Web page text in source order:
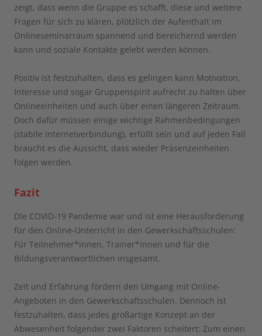
zeigt, dass wenn die Gruppe es schafft, diese und weitere
Fragen für sich zu klären, plötzlich der Aufenthalt im
Onlineseminarraum spannend und bereichernd werden
kann und soziale Kontakte gelebt werden können.
Positiv ist festzuhalten, dass es gelingen kann Motivation,
Interesse und sogar Gruppenspirit aufrecht zu halten über
Onlineeinheiten und auch über einen längeren Zeitraum.
Doch dafür müssen einige wichtige Rahmenbedingungen
(stabile Internetverbindung), erfüllt sein und auf jeden Fall
braucht es die Aussicht, dass wieder Präsenzeinheiten
folgen werden.
Fazit
Die COVID-19 Pandemie war und ist eine Herausforderung
für den Online-Unterricht in den Gewerkschaftsschulen:
Für Teilnehmer*innen, Trainer*innen und für die
Bildungsverantwortlichen insgesamt.
Zeit und Erfahrung fördern den Umgang mit Online-
Angeboten in den Gewerkschaftsschulen. Dennoch ist
festzuhalten, dass jedes großartige Konzept an der
Abwesenheit folgender zwei Faktoren scheitert: Zum einen